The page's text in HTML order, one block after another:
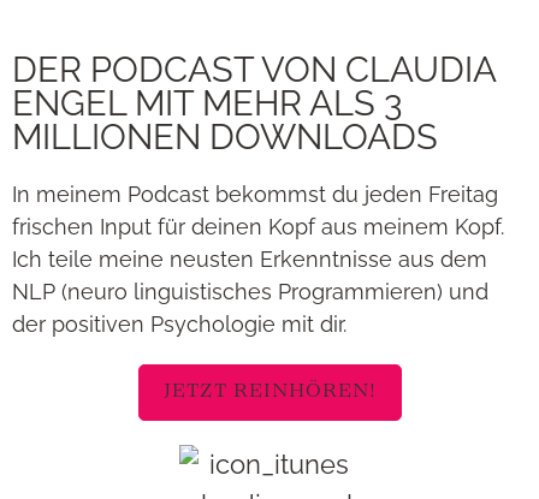
DER PODCAST VON CLAUDIA
ENGEL MIT MEHR ALS 3
MILLIONEN DOWNLOADS
In meinem Podcast bekommst du jeden Freitag
frischen Input für deinen Kopf aus meinem Kopf.
Ich teile meine neusten Erkenntnisse aus dem
NLP (neuro linguistisches Programmieren) und
der positiven Psychologie mit dir.
JETZT REINHÖREN!